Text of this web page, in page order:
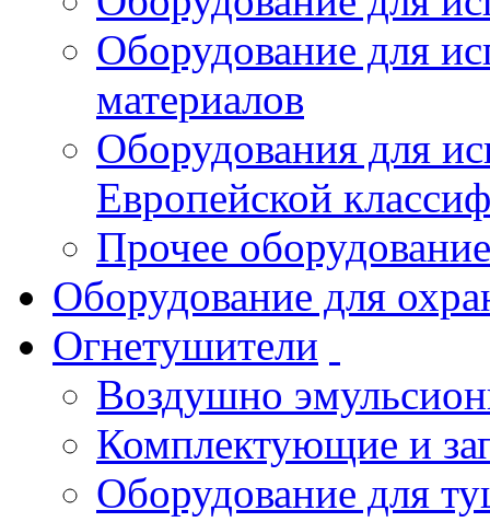
Оборудование для
материалов
Оборудования для
Европейской
Прочее оборудование
Оборудование для
Огнетушители
Воздушно
Комплектующие и
Оборудование для